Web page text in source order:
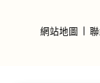
網站地圖